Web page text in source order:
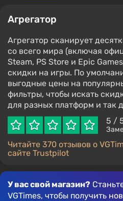
Агрегатор
Агрегатор сканирует
со всего мира (включая
Steam, PS Store и Epic
скидки на игры. По
выгодные цены на
фильтры, чтобы искать
для разных платформ и так
5 /
Читайте 370 отзывов о
сайте Trustpilot
У вас свой магазин?
VGTimes, чтобы получить